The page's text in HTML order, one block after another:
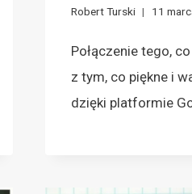
Robert Turski 11
Połączenie tego,
z tym, co piękne i
dzięki platformie